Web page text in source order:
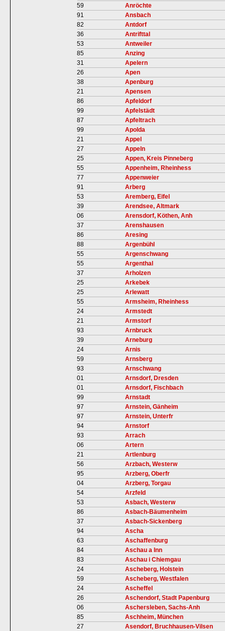
59
Anröchte
91
Ansbach
82
Antdorf
36
Antrifttal
53
Antweiler
85
Anzing
31
Apelern
26
Apen
38
Apenburg
21
Apensen
86
Apfeldorf
99
Apfelstädt
87
Apfeltrach
99
Apolda
21
Appel
27
Appeln
25
Appen, Kreis Pinneberg
55
Appenheim, Rheinhess
77
Appenweier
91
Arberg
53
Aremberg, Eifel
39
Arendsee, Altmark
06
Arensdorf, Köthen, Anh
37
Arenshausen
86
Aresing
88
Argenbühl
55
Argenschwang
55
Argenthal
37
Arholzen
25
Arkebek
25
Arlewatt
55
Armsheim, Rheinhess
24
Armstedt
21
Armstorf
93
Arnbruck
39
Arneburg
24
Arnis
59
Arnsberg
93
Arnschwang
01
Arnsdorf, Dresden
01
Arnsdorf, Fischbach
99
Arnstadt
97
Arnstein, Gänheim
97
Arnstein, Unterfr
94
Arnstorf
93
Arrach
06
Artern
21
Artlenburg
56
Arzbach, Westerw
95
Arzberg, Oberfr
04
Arzberg, Torgau
54
Arzfeld
53
Asbach, Westerw
86
Asbach-Bäumenheim
37
Asbach-Sickenberg
94
Ascha
63
Aschaffenburg
84
Aschau a Inn
83
Aschau i Chiemgau
24
Ascheberg, Holstein
59
Ascheberg, Westfalen
24
Ascheffel
26
Aschendorf, Stadt Papenburg
06
Aschersleben, Sachs-Anh
85
Aschheim, München
27
Asendorf, Bruchhausen-Vilsen